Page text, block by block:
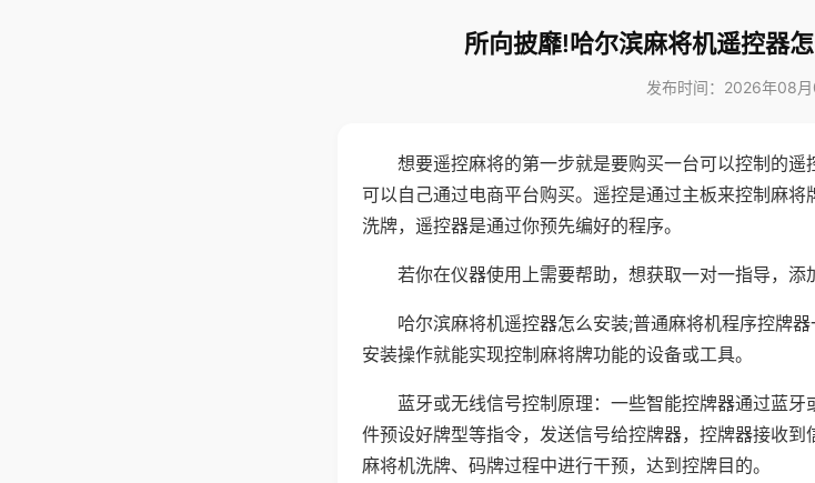
所向披靡!哈尔滨麻将机遥控器
发布时间：2026年08月
想要遥控麻将的第一步就是要购买一台可以控制的
可以自己通过电商平台购买。遥控是通过主板来控制麻
洗牌，遥控器是通过你预先编好的程序。
若你在仪器使用上需要帮助，想获取一对一指导，添
哈尔滨麻将机遥控器怎么安装;普通麻将机程序控牌
安装操作就能实现控制麻将牌功能的设备或工具。
蓝牙或无线信号控制原理：一些智能控牌器通过蓝
件预设好牌型等指令，发送信号给控牌器，控牌器接收
麻将机洗牌、码牌过程中进行干预，达到控牌目的。